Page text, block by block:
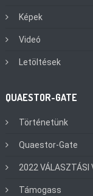
Képek
Videó
Letöltések
QUAESTOR-GATE
Történetünk
Quaestor-Gate
2022 VÁLASZTÁSI
Támogass